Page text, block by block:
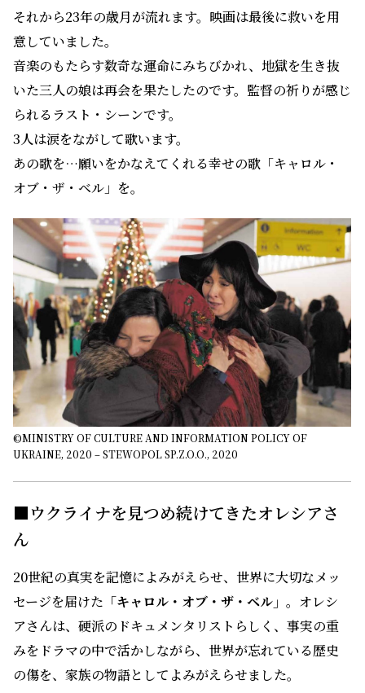
それから23年の歳月が流れます。映画は最後に救いを用
意していました。
音楽のもたらす数奇な運命にみちびかれ、地獄を生き抜
いた三人の娘は再会を果たしたのです。監督の祈りが感じ
られるラスト・シーンです。
3人は涙をながして歌います。
あの歌を…願いをかなえてくれる幸せの歌「キャロル・
オブ・ザ・ベル」を。
©MINISTRY OF CULTURE AND INFORMATION POLICY OF
UKRAINE, 2020 – STEWOPOL SP.Z.O.O., 2020
■ウクライナを見つめ続けてきたオレシアさ
ん
20世紀の真実を記憶によみがえらせ、世界に大切なメッ
セージを届けた 「キャロル・オブ・ザ・ベル」 。オレシ
アさんは、硬派のドキュメンタリストらしく、事実の重
みをドラマの中で活かしながら、世界が忘れている歴史
の傷を、家族の物語としてよみがえらせました。